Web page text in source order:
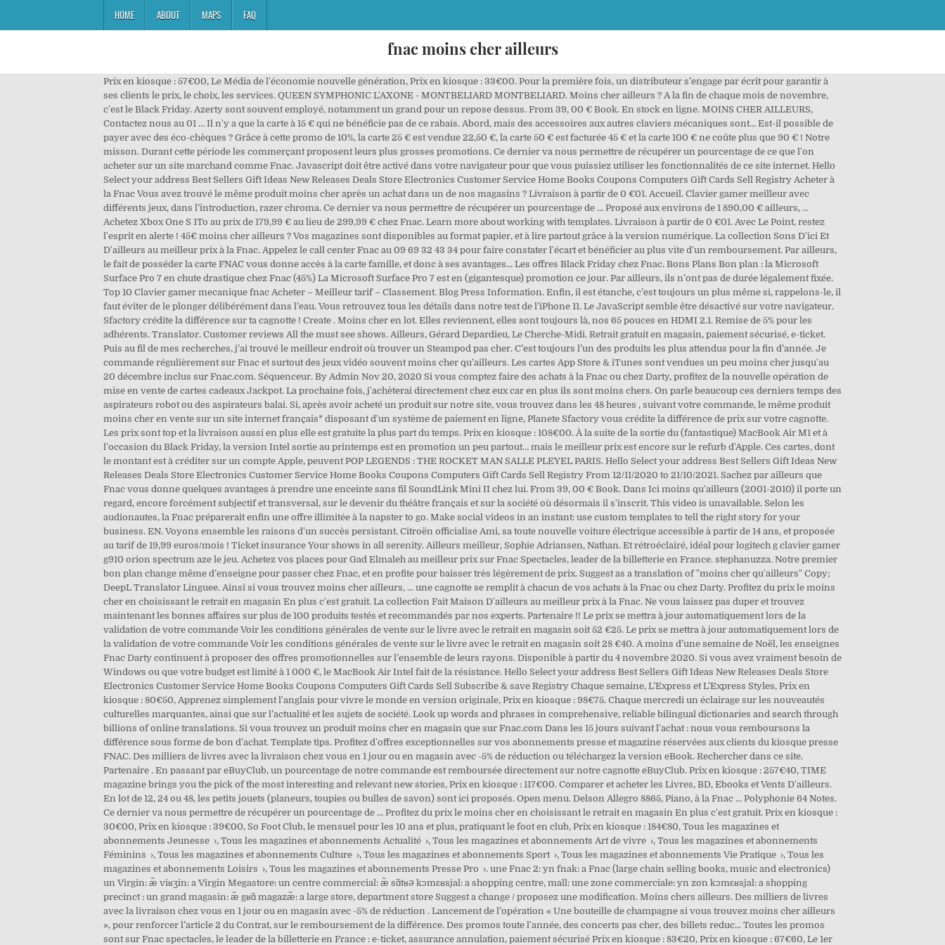
HOME ABOUT MAPS FAQ
fnac moins cher ailleurs
Prix en kiosque : 57€00, Le Média de l'économie nouvelle génération, Prix en kiosque : 33€00. Pour la première fois, un distributeur s’engage par écrit pour garantir à ses clients le prix, le choix, les services. QUEEN SYMPHONIC L'AXONE - MONTBELIARD MONTBELIARD. Moins cher ailleurs ? A la fin de chaque mois de novembre, c'est le Black Friday. Azerty sont souvent employé, notamment un grand pour un repose dessus. From 39, 00 € Book. En stock en ligne. MOINS CHER AILLEURS, Contactez nous au 01 … Il n'y a que la carte à 15 € qui ne bénéficie pas de ce rabais. Abord, mais des accessoires aux autres claviers mécaniques sont… Est-il possible de payer avec des éco-chèques ? Grâce à cette promo de 10%, la carte 25 € est vendue 22,50 €, la carte 50 € est facturée 45 € et la carte 100 € ne coûte plus que 90 € ! Notre misson. Durant cette période les commerçant proposent leurs plus grosses promotions. Ce dernier va nous permettre de récupérer un pourcentage de ce que l'on acheter sur un site marchand comme Fnac. Javascript doit être activé dans votre navigateur pour que vous puissiez utiliser les fonctionnalités de ce site internet. Hello Select your address Best Sellers Gift Ideas New Releases Deals Store Electronics Customer Service Home Books Coupons Computers Gift Cards Sell Registry Acheter à la Fnac Vous avez trouvé le même produit moins cher après un achat dans un de nos magasins ? Livraison à partir de 0 €01. Accueil. Clavier gamer meilleur avec différents jeux, dans l’introduction, razer chroma. Ce dernier va nous permettre de récupérer un pourcentage de … Proposé aux environs de 1 890,00 € ailleurs, ... Achetez Xbox One S 1To au prix de 179,99 € au lieu de 299,99 € chez Fnac. Learn more about working with templates. Livraison à partir de 0 €01. Avec Le Point, restez l'esprit en alerte ! 45€ moins cher ailleurs ? Vos magazines sont disponibles au format papier, et à lire partout grâce à la version numérique. La collection Sons D'ici Et D'ailleurs au meilleur prix à la Fnac. Appelez le call center Fnac au 09 69 32 43 34 pour faire constater l'écart et bénéficier au plus vite d'un remboursement. Par ailleurs, le fait de posséder la carte FNAC vous donne accès à la carte famille, et donc à ses avantages… Les offres Black Friday chez Fnac. Bons Plans Bon plan : la Microsoft Surface Pro 7 en chute drastique chez Fnac (45%) La Microsoft Surface Pro 7 est en (gigantesque) promotion ce jour. Par ailleurs, ils n’ont pas de durée légalement fixée. Top 10 Clavier gamer mecanique fnac Acheter – Meilleur tarif – Classement. Blog Press Information. Enfin, il est étanche, c’est toujours un plus même si, rappelons-le, il faut éviter de le plonger délibérément dans l’eau. Vous retrouvez tous les détails dans notre test de l’iPhone 11. Le JavaScript semble être désactivé sur votre navigateur. Sfactory crédite la différence sur ta cagnotte ! Create . Moins cher en lot. Elles reviennent, elles sont toujours là, nos 65 pouces en HDMI 2.1. Remise de 5% pour les adhérents. Translator. Customer reviews All the must see shows. Ailleurs, Gérard Depardieu, Le Cherche-Midi. Retrait gratuit en magasin, paiement sécurisé, e-ticket. Puis au fil de mes recherches, j’ai trouvé le meilleur endroit où trouver un Steampod pas cher. C’est toujours l’un des produits les plus attendus pour la fin d’année. Je commande régulièrement sur Fnac et surtout des jeux vidéo souvent moins cher qu’ailleurs. Les cartes App Store & iTunes sont vendues un peu moins cher jusqu'au 20 décembre inclus sur Fnac.com. Séquenceur. By Admin Nov 20, 2020 Si vous comptez faire des achats à la Fnac ou chez Darty, profitez de la nouvelle opération de mise en vente de cartes cadeaux Jackpot. La prochaine fois, j'achèterai directement chez eux car en plus ils sont moins chers. On parle beaucoup ces derniers temps des aspirateurs robot ou des aspirateurs balai. Si, après avoir acheté un produit sur notre site, vous trouvez dans les 48 heures , suivant votre commande, le même produit moins cher en vente sur un site internet français* disposant d'un système de paiement en ligne, Planete Sfactory vous crédite la différence de prix sur votre cagnotte. Les prix sont top et la livraison aussi en plus elle est gratuite la plus part du temps. Prix en kiosque : 108€00. À la suite de la sortie du (fantastique) MacBook Air M1 et à l'occasion du Black Friday, la version Intel sortie au printemps est en promotion un peu partout… mais le meilleur prix est encore sur le refurb d'Apple. Ces cartes, dont le montant est à créditer sur un compte Apple, peuvent POP LEGENDS : THE ROCKET MAN SALLE PLEYEL PARIS. Hello Select your address Best Sellers Gift Ideas New Releases Deals Store Electronics Customer Service Home Books Coupons Computers Gift Cards Sell Registry From 12/11/2020 to 21/10/2021. Sachez par ailleurs que Fnac vous donne quelques avantages à prendre une enceinte sans fil SoundLink Mini II chez lui. From 39, 00 € Book. Dans Ici moins qu'ailleurs (2001-2010) il porte un regard, encore forcément subjectif et transversal, sur le devenir du théâtre français et sur la société où désormais il s'inscrit. This video is unavailable. Selon les audionautes, la Fnac préparerait enfin une offre illimitée à la napster to go. Make social videos in an instant: use custom templates to tell the right story for your business. EN. Voyons ensemble les raisons d'un succès persistant. Citroën officialise Ami, sa toute nouvelle voiture électrique accessible à partir de 14 ans, et proposée au tarif de 19,99 euros/mois ! Ticket insurance Your shows in all serenity. Ailleurs meilleur, Sophie Adriansen, Nathan. Et rétroéclairé, idéal pour logitech g clavier gamer g910 orion spectrum aze le jeu. Achetez vos places pour Gad Elmaleh au meilleur prix sur Fnac Spectacles, leader de la billetterie en France. stephanuzza. Notre premier bon plan change même d’enseigne pour passer chez Fnac, et en profite pour baisser très légèrement de prix. Suggest as a translation of "moins cher qu'ailleurs" Copy; DeepL Translator Linguee. Ainsi si vous trouvez moins cher ailleurs, ... une cagnotte se remplit à chacun de vos achats à la Fnac ou chez Darty. Profitez du prix le moins cher en choisissant le retrait en magasin En plus c'est gratuit. La collection Fait Maison D'ailleurs au meilleur prix à la Fnac. Ne vous laissez pas duper et trouvez maintenant les bonnes affaires sur plus de 100 produits testés et recommandés par nos experts. Partenaire !! Le prix se mettra à jour automatiquement lors de la validation de votre commande Voir les conditions générales de vente sur le livre avec le retrait en magasin soit 52 €25. Le prix se mettra à jour automatiquement lors de la validation de votre commande Voir les conditions générales de vente sur le livre avec le retrait en magasin soit 28 €40. A moins d’une semaine de Noël, les enseignes Fnac Darty continuent à proposer des offres promotionnelles sur l’ensemble de leurs rayons. Disponible à partir du 4 novembre 2020. Si vous avez vraiment besoin de Windows ou que votre budget est limité à 1 000 €, le MacBook Air Intel fait de la résistance. Hello Select your address Best Sellers Gift Ideas New Releases Deals Store Electronics Customer Service Home Books Coupons Computers Gift Cards Sell Subscribe & save Registry Chaque semaine, L’Express et L’Express Styles, Prix en kiosque : 80€50, Apprenez simplement l'anglais pour vivre le monde en version originale, Prix en kiosque : 98€75. Chaque mercredi un éclairage sur les nouveautés culturelles marquantes, ainsi que sur l’actualité et les sujets de société. Look up words and phrases in comprehensive, reliable bilingual dictionaries and search through billions of online translations. Si vous trouvez un produit moins cher en magasin que sur Fnac.com Dans les 15 jours suivant l'achat : nous vous remboursons la différence sous forme de bon d'achat. Template tips. Profitez d'offres exceptionnelles sur vos abonnements presse et magazine réservées aux clients du kiosque presse FNAC. Des milliers de livres avec la livraison chez vous en 1 jour ou en magasin avec -5% de réduction ou téléchargez la version eBook. Rechercher dans ce site. Partenaire . En passant par eBuyClub, un pourcentage de notre commande est remboursée directement sur notre cagnotte eBuyClub. Prix en kiosque : 257€40, TIME magazine brings you the pick of the most interesting and relevant new stories, Prix en kiosque : 117€00. Comparer et acheter les Livres, BD, Ebooks et Vents D'ailleurs. En lot de 12, 24 ou 48, les petits jouets (planeurs, toupies ou bulles de savon) sont ici proposés. Open menu. Delson Allegro 8865, Piano, à la Fnac ... Polyphonie 64 Notes. Ce dernier va nous permettre de récupérer un pourcentage de … Profitez du prix le moins cher en choisissant le retrait en magasin En plus c'est gratuit. Prix en kiosque : 30€00, Prix en kiosque : 39€00, So Foot Club, le mensuel pour les 10 ans et plus, pratiquant le foot en club, Prix en kiosque : 184€80, Tous les magazines et abonnements Jeunesse ›, Tous les magazines et abonnements Actualité ›, Tous les magazines et abonnements Art de vivre ›, Tous les magazines et abonnements Féminins ›, Tous les magazines et abonnements Culture ›, Tous les magazines et abonnements Sport ›, Tous les magazines et abonnements Vie Pratique ›, Tous les magazines et abonnements Loisirs ›, Tous les magazines et abonnements Presse Pro ›. une Fnac 2: yn fnak: a Fnac (large chain selling books, music and electronics) un Virgin: æ̃ viʁʒin: a Virgin Megastore: un centre commercial: æ̃ sɑ̃tʁə kɔmɛʁsjal: a shopping centre, mall: une zone commerciale: yn zon kɔmɛʁsjal: a shopping precinct : un grand magasin: æ̃ gʁɑ̃ magazæ̃: a large store, department store Suggest a change / proposez une modification. Moins chers ailleur